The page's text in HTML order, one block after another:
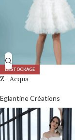
DÉSTOCKAGE
Z- Acqua
Eglantine Créations